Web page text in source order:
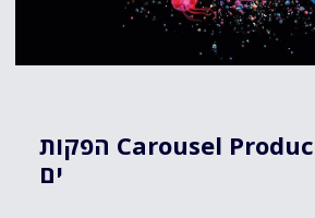
הפקות Carousel Productions בלב
ים